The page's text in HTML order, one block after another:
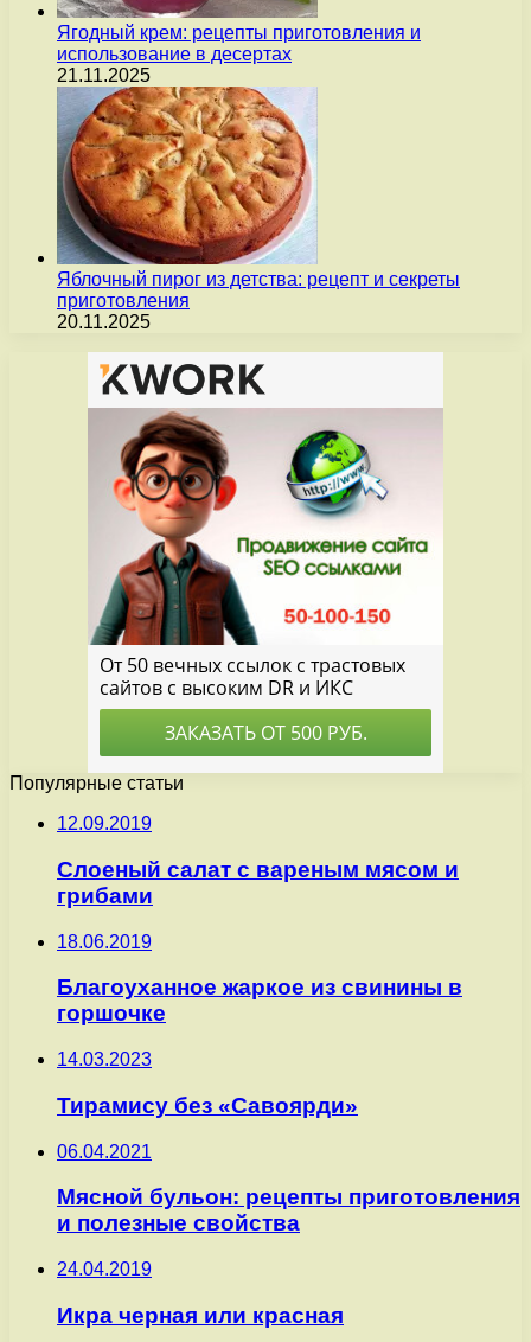
Ягодный крем: рецепты приготовления и
использование в десертах
21.11.2025
Яблочный пирог из детства: рецепт и секреты
приготовления
20.11.2025
Популярные статьи
12.09.2019
Слоеный салат с вареным мясом и
грибами
18.06.2019
Благоуханное жаркое из свинины в
горшочке
14.03.2023
Тирамису без «Савоярди»
06.04.2021
Мясной бульон: рецепты приготовления
и полезные свойства
24.04.2019
Икра черная или красная